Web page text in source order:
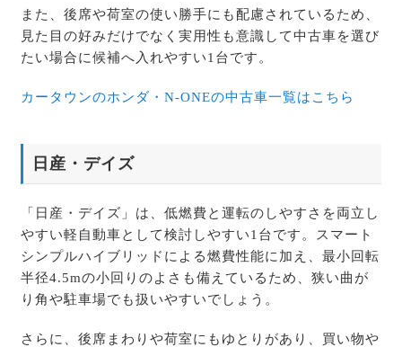
また、後席や荷室の使い勝手にも配慮されているため、
見た目の好みだけでなく実用性も意識して中古車を選び
たい場合に候補へ入れやすい1台です。
カータウンのホンダ・N-ONEの中古車一覧はこちら
日産・デイズ
「日産・デイズ」は、低燃費と運転のしやすさを両立し
やすい軽自動車として検討しやすい1台です。スマート
シンプルハイブリッドによる燃費性能に加え、最小回転
半径4.5mの小回りのよさも備えているため、狭い曲が
り角や駐車場でも扱いやすいでしょう。
さらに、後席まわりや荷室にもゆとりがあり、買い物や